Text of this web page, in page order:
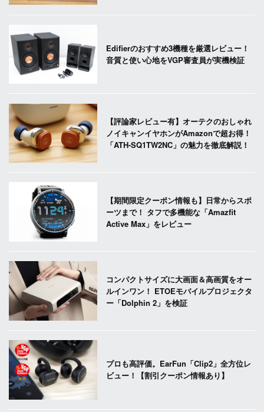
Edifierのおすすめ3機種を厳選レビュー！
音質と使い心地をVGP審査員が実機検証
【評論家レビュー有】オーテクのおしゃれ
ノイキャンイヤホンがAmazonで超お得！
「ATH-SQ1TW2NC」の魅力を徹底解説！
【期間限定クーポン情報も】日常からスポ
ーツまで！ タフで多機能な「Amazfit
Active Max」をレビュー
コンパクトサイズに大画面＆高画質をオー
ルインワン！ ETOEモバイルプロジェクタ
ー「Dolphin 2」を検証
プロも高評価。EarFun「Clip2」全方位レ
ビュー！【割引クーポン情報あり】